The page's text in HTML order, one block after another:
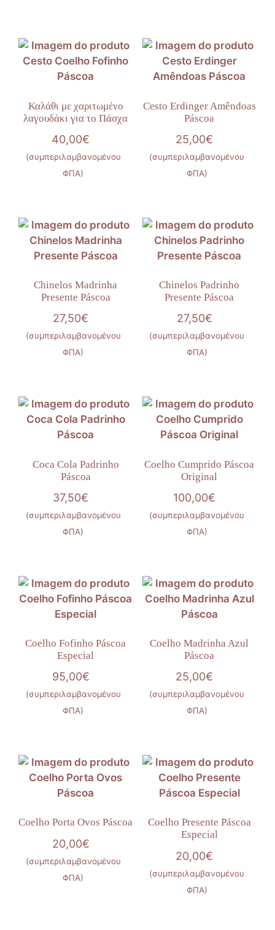
Καλάθι με χαριτωμένο
λαγουδάκι για το Πάσχα
40,00€
(συμπεριλαμβανομένου
ΦΠΑ)
Cesto Erdinger Amêndoas
Páscoa
25,00€
(συμπεριλαμβανομένου
ΦΠΑ)
Chinelos Madrinha
Presente Páscoa
27,50€
(συμπεριλαμβανομένου
ΦΠΑ)
Chinelos Padrinho
Presente Páscoa
27,50€
(συμπεριλαμβανομένου
ΦΠΑ)
Coca Cola Padrinho
Páscoa
37,50€
(συμπεριλαμβανομένου
ΦΠΑ)
Coelho Cumprido Páscoa
Original
100,00€
(συμπεριλαμβανομένου
ΦΠΑ)
Coelho Fofinho Páscoa
Especial
95,00€
(συμπεριλαμβανομένου
ΦΠΑ)
Coelho Madrinha Azul
Páscoa
25,00€
(συμπεριλαμβανομένου
ΦΠΑ)
Coelho Porta Ovos Páscoa
20,00€
(συμπεριλαμβανομένου
ΦΠΑ)
Coelho Presente Páscoa
Especial
20,00€
(συμπεριλαμβανομένου
ΦΠΑ)